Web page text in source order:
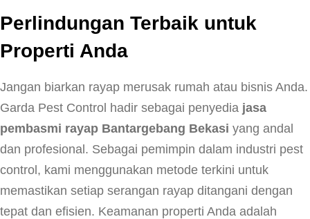
Perlindungan Terbaik untuk
Properti Anda
Jangan biarkan rayap merusak rumah atau bisnis Anda.
Garda Pest Control hadir sebagai penyedia jasa
pembasmi rayap Bantargebang Bekasi yang andal
dan profesional. Sebagai pemimpin dalam industri pest
control, kami menggunakan metode terkini untuk
memastikan setiap serangan rayap ditangani dengan
tepat dan efisien. Keamanan properti Anda adalah